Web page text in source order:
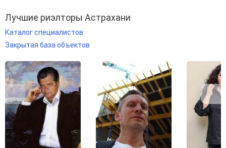
Лучшие риэлторы Астрахани
Каталог специалистов
Закрытая база объектов